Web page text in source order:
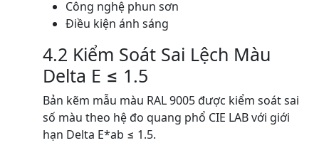
Công nghệ phun sơn
Điều kiện ánh sáng
4.2 Kiểm Soát Sai Lệch Màu
Delta E ≤ 1.5
Bản kẽm mẫu màu RAL 9005 được kiểm soát sai
số màu theo hệ đo quang phổ CIE LAB với giới
hạn Delta E*ab ≤ 1.5.